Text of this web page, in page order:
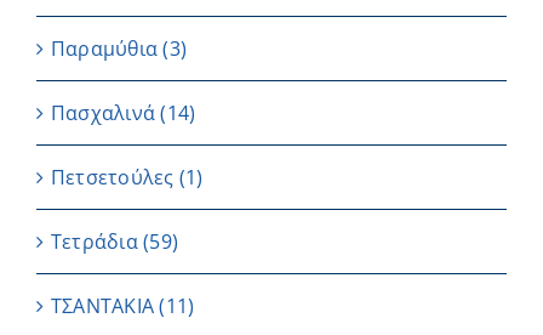
Παραμύθια (3)
Πασχαλινά (14)
Πετσετούλες (1)
Τετράδια(59)
ΤΣΑΝΤΑΚΙΑ (11)